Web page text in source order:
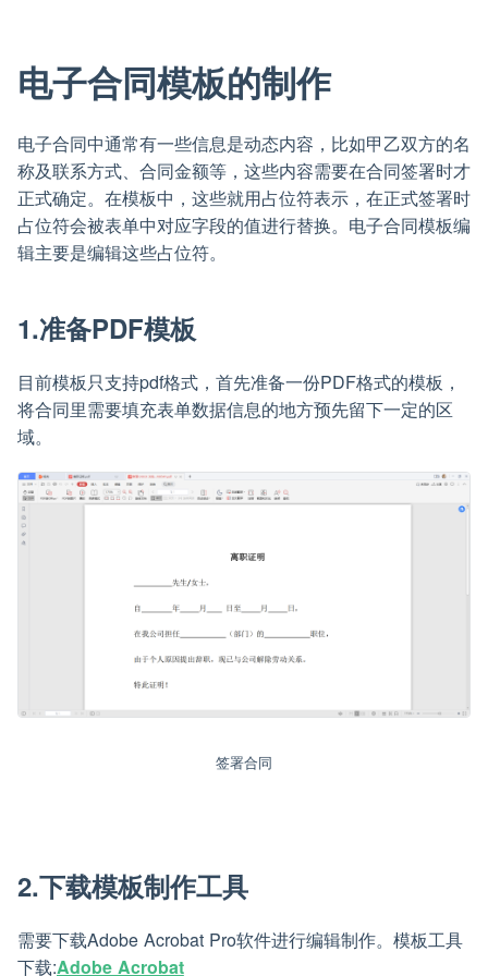
电子合同模板的制作
电子合同中通常有一些信息是动态内容，比如甲乙双方的名
称及联系方式、合同金额等，这些内容需要在合同签署时才
正式确定。在模板中，这些就用占位符表示，在正式签署时
占位符会被表单中对应字段的值进行替换。电子合同模板编
辑主要是编辑这些占位符。
1.准备PDF模板
目前模板只支持pdf格式，首先准备一份PDF格式的模板，
将合同里需要填充表单数据信息的地方预先留下一定的区
域。
签署合同
2.下载模板制作工具
需要下载Adobe Acrobat Pro软件进行编辑制作。模板工具
下载:Adobe Acrobat